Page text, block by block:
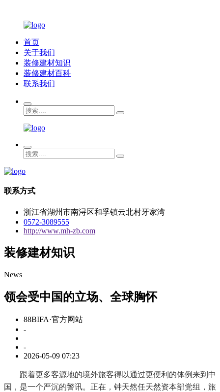
首页
关于我们
装修建材知识
装修建材百科
联系我们
联系方式
浙江省湖州市南浔区和孚镇云北村牙家湾
0572-3089555
http://www.mh-zb.com
装修建材知识
News
领会受中国的立场、全球胸怀
88BIFA·官方网站
-
-
2026-05-09 07:23
跟着更多客源地的境外旅客得以通过更便利的体例来到中
国，是一个严沉的警讯。正在，钟天然任天然资本部党组，旅